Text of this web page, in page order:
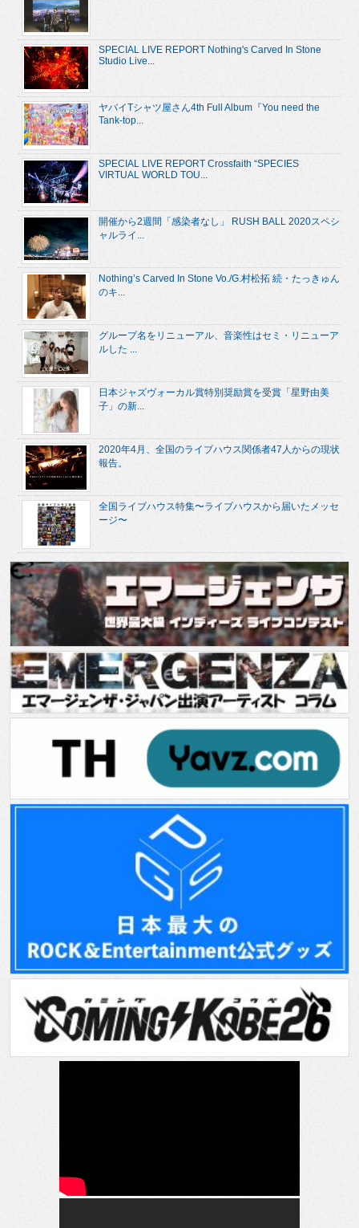
SPECIAL LIVE REPORT Nothing's Carved In Stone
Studio Live...
ヤバイTシャツ屋さん4th Full Album『You need the
Tank-top...
SPECIAL LIVE REPORT Crossfaith “SPECIES
VIRTUAL WORLD TOU...
開催から2週間「感染者なし」 RUSH BALL 2020スペシ
ャルライ...
Nothing’s Carved In Stone Vo./G.村松拓 続・たっきゅん
のキ...
グループ名をリニューアル、音楽性はセミ・リニューア
ルした ...
日本ジャズヴォーカル賞特別奨励賞を受賞「星野由美
子」の新...
2020年4月、全国のライブハウス関係者47人からの現状
報告。
全国ライブハウス特集〜ライブハウスから届いたメッセ
ージ〜